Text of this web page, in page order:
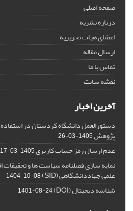
صفحه اصلی
درباره نشریه
اعضای هیات تحریریه
ارسال مقاله
تماس با ما
نقشه سایت
آخرین اخبار
دستورالعمل دانشگاه کردستان در
پژوهش1405-03-26
عدم ارسال رمز حساب کاربری1405-03-17
نمایه سازی فصلنامه سیاست ها و تحقیقات
علمی جهاددانشگاهی (SID) 1404-10-08
شناسه دیجیتال (DOI) 1401-08-24